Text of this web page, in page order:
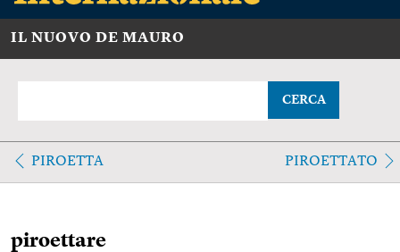
IL NUOVO DE MAURO
CERCA
PIROETTA PIROETTATO
piroettare